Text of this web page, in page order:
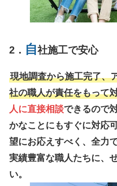
2． 自社施工で安心
現地調査から施工完了、
社の職人が責任をもって
人に直接相談できるので
かなことにもすぐに対応
望にお応えすべく、全力
実績豊富な職人たちに、
い。